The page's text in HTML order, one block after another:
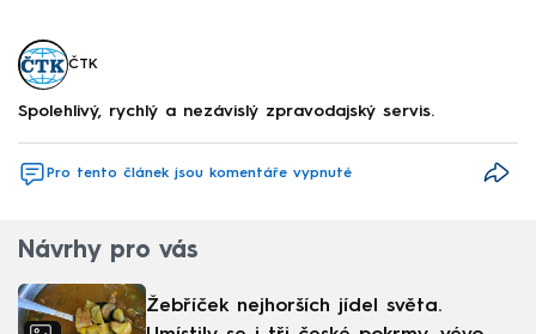
ČTK
Spolehlivý, rychlý a nezávislý zpravodajský servis.
Pro tento článek jsou komentáře vypnuté
Návrhy pro vás
Žebříček nejhorších jídel světa.